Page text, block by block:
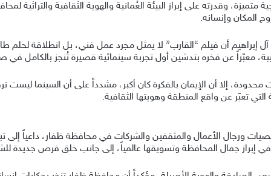
وقدرته على إبراز البيئة العُمانية والهوية الثقافية والتراثية
المكان وإنسانه.
إبراهيم أن فيلم “القارب” لا يمثل مجرد عمل فني، بل انطلاقة لحلم
معبّراً عن فخره بتدشين أول تجربة سينمائية قصيرة تُنجز بالكامل
إلا أن الإيمان بالفكرة كان أكبر، مشدداً على أن السينما ليست
تعبّر عن واقع المنطقة وهويتها الثقافية.
ورجال الأعمال والمثقفين والشركات في محافظة ظفار، داعياً إلى
وفي إبراز جمال المحافظة وتسويقها عالمياً، إلى جانب خلق فرص جديدة